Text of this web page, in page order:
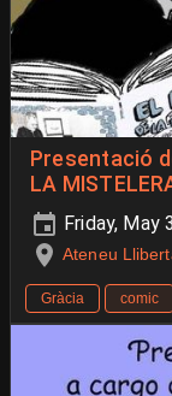
Presentació
LA
Friday, May
Ateneu
Gràcia comic